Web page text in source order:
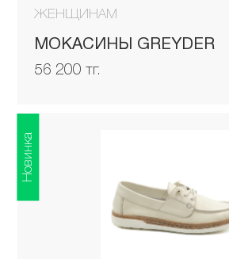
ЖЕНЩИНАМ
МОКАСИНЫ GREYDER
56 200 тг.
Новинка